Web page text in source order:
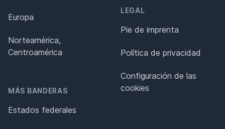
Europa
Norteamérica,
Centroamérica
MÁS BANDERAS
Estados federales
LEGAL
Pie de imprenta
Política de privacidad
Configuración de las
cookies